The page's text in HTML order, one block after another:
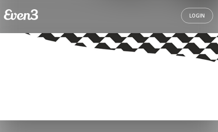
LOGIN